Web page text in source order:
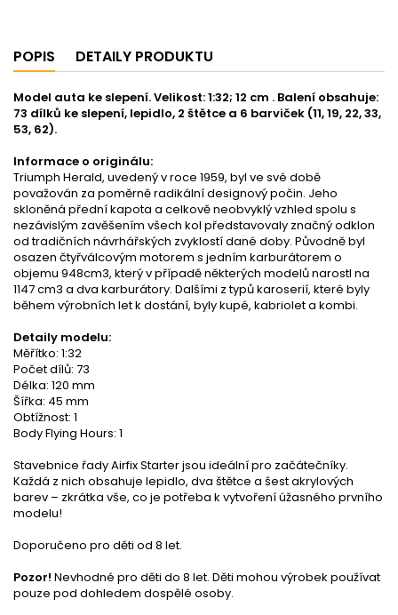
POPIS DETAILY PRODUKTU
Model auta ke slepení. Velikost: 1:32; 12 cm . Balení obsahuje:
73 dílků ke slepení, lepidlo, 2 štětce a 6 barviček (11, 19, 22, 33,
53, 62).
Informace o originálu:
Triumph Herald, uvedený v roce 1959, byl ve své době
považován za poměrně radikální designový počin. Jeho
skloněná přední kapota a celkově neobvyklý vzhled spolu s
nezávislým zavěšením všech kol představovaly značný odklon
od tradičních návrhářských zvyklostí dané doby. Původně byl
osazen čtyřválcovým motorem s jedním karburátorem o
objemu 948cm3, který v případě některých modelů narostl na
1147 cm3 a dva karburátory. Dalšími z typů karoserií, které byly
během výrobních let k dostání, byly kupé, kabriolet a kombi.
Detaily modelu:
Měřítko: 1:32
Počet dílů: 73
Délka: 120 mm
Šířka: 45 mm
Obtížnost: 1
Body Flying Hours: 1
Stavebnice řady Airfix Starter jsou ideální pro začátečníky.
Každá z nich obsahuje lepidlo, dva štětce a šest akrylových
barev – zkrátka vše, co je potřeba k vytvoření úžasného prvního
modelu!
Doporučeno pro děti od 8 let.
Pozor! Nevhodné pro děti do 8 let. Děti mohou výrobek používat
pouze pod dohledem dospělé osoby.